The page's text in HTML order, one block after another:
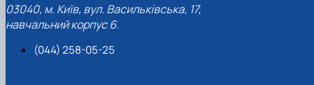
03040, м. Київ, вул. Васильківська, 17,
навчальний корпус 6.
(044) 258-05-25